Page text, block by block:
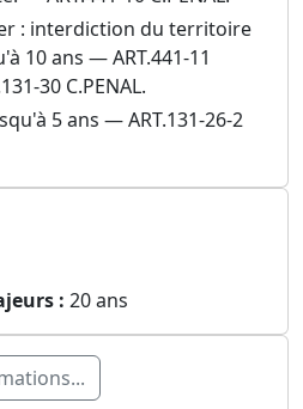
: interdiction du territoire
10 ans — ART.441-11
30 C.PENAL.
5 ans — ART.131-26-2
: 20 ans